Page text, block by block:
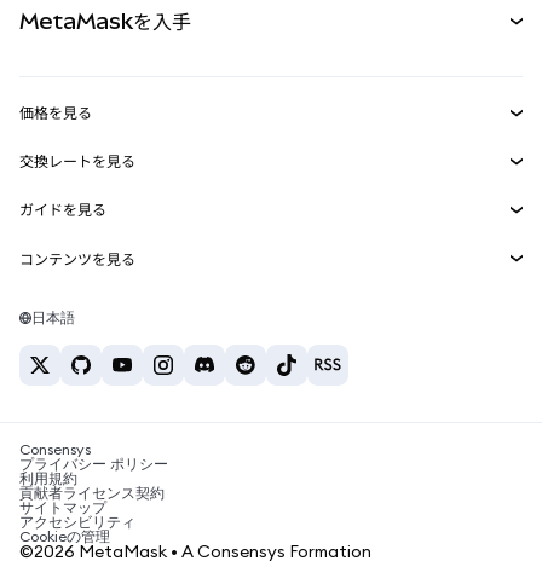
RWA
MetaMask Connect
Snaps
Web3サービス
MetaMaskを入手
セキュリティ
サポート
キャリア
お問い合わせ
価格を見る
イーサリアムの価格
Solanaの価格
Tetherの価格
交換レートを見る
ETH→USD
USDT→INR
BTC→INR
ETH→USDT
ガイドを見る
ETHの購入
USDTの購入
SHIBの購入
BNBの購入
コンテンツを見る
Solanaウォレット
税制関連ニュース
暗号資産の購入方法は？
ビットコインを売るには？
日本語
Consensys
プライバシー ポリシー
利用規約
貢献者ライセンス契約
サイトマップ
アクセシビリティ
Cookieの管理
©2026 MetaMask • A Consensys Formation